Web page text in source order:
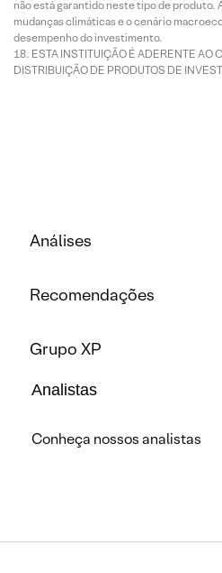
não está garantido neste tipo de produto.
mudanças climáticas e o cenário
desempenho do investimento.
ESTA INSTITUIÇÃO É ADERENTE AO
DISTRIBUIÇÃO DE PRODUTOS DE
Análises
Recomendações
Grupo XP
Analistas
Conheça nossos analistas